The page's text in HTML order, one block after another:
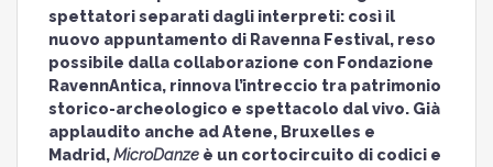
spettatori separati dagli interpreti: così il
nuovo appuntamento di Ravenna Festival, reso
possibile dalla collaborazione con Fondazione
RavennAntica, rinnova l’intreccio tra patrimonio
storico-archeologico e spettacolo dal vivo. Già
applaudito anche ad Atene, Bruxelles e
Madrid,MicroDanzeè un cortocircuito di codici e